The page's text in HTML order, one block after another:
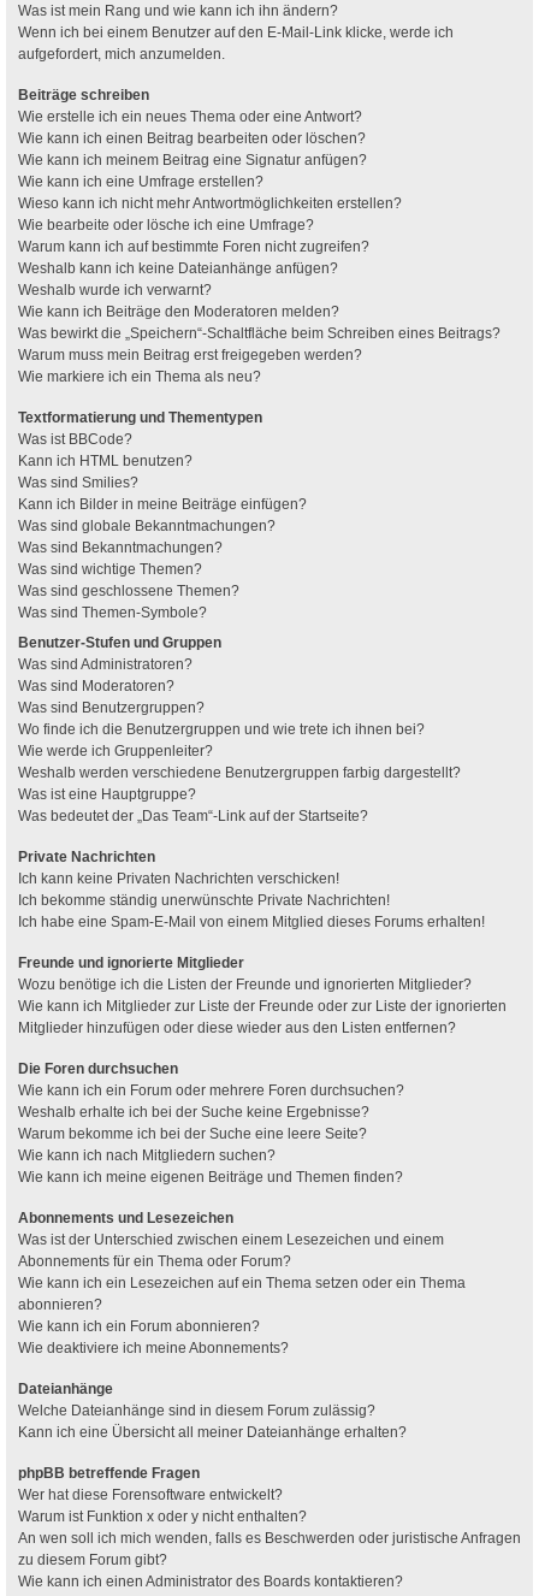
Was ist mein Rang und wie kann ich ihn ändern?
Wenn ich bei einem Benutzer auf den E-Mail-Link klicke, werde ich
aufgefordert, mich anzumelden.
Beiträge schreiben
Wie erstelle ich ein neues Thema oder eine Antwort?
Wie kann ich einen Beitrag bearbeiten oder löschen?
Wie kann ich meinem Beitrag eine Signatur anfügen?
Wie kann ich eine Umfrage erstellen?
Wieso kann ich nicht mehr Antwortmöglichkeiten erstellen?
Wie bearbeite oder lösche ich eine Umfrage?
Warum kann ich auf bestimmte Foren nicht zugreifen?
Weshalb kann ich keine Dateianhänge anfügen?
Weshalb wurde ich verwarnt?
Wie kann ich Beiträge den Moderatoren melden?
Was bewirkt die „Speichern“-Schaltfläche beim Schreiben eines Beitrags?
Warum muss mein Beitrag erst freigegeben werden?
Wie markiere ich ein Thema als neu?
Textformatierung und Thementypen
Was ist BBCode?
Kann ich HTML benutzen?
Was sind Smilies?
Kann ich Bilder in meine Beiträge einfügen?
Was sind globale Bekanntmachungen?
Was sind Bekanntmachungen?
Was sind wichtige Themen?
Was sind geschlossene Themen?
Was sind Themen-Symbole?
Benutzer-Stufen und Gruppen
Was sind Administratoren?
Was sind Moderatoren?
Was sind Benutzergruppen?
Wo finde ich die Benutzergruppen und wie trete ich ihnen bei?
Wie werde ich Gruppenleiter?
Weshalb werden verschiedene Benutzergruppen farbig dargestellt?
Was ist eine Hauptgruppe?
Was bedeutet der „Das Team“-Link auf der Startseite?
Private Nachrichten
Ich kann keine Privaten Nachrichten verschicken!
Ich bekomme ständig unerwünschte Private Nachrichten!
Ich habe eine Spam-E-Mail von einem Mitglied dieses Forums erhalten!
Freunde und ignorierte Mitglieder
Wozu benötige ich die Listen der Freunde und ignorierten Mitglieder?
Wie kann ich Mitglieder zur Liste der Freunde oder zur Liste der ignorierten
Mitglieder hinzufügen oder diese wieder aus den Listen entfernen?
Die Foren durchsuchen
Wie kann ich ein Forum oder mehrere Foren durchsuchen?
Weshalb erhalte ich bei der Suche keine Ergebnisse?
Warum bekomme ich bei der Suche eine leere Seite?
Wie kann ich nach Mitgliedern suchen?
Wie kann ich meine eigenen Beiträge und Themen finden?
Abonnements und Lesezeichen
Was ist der Unterschied zwischen einem Lesezeichen und einem
Abonnements für ein Thema oder Forum?
Wie kann ich ein Lesezeichen auf ein Thema setzen oder ein Thema
abonnieren?
Wie kann ich ein Forum abonnieren?
Wie deaktiviere ich meine Abonnements?
Dateianhänge
Welche Dateianhänge sind in diesem Forum zulässig?
Kann ich eine Übersicht all meiner Dateianhänge erhalten?
phpBB betreffende Fragen
Wer hat diese Forensoftware entwickelt?
Warum ist Funktion x oder y nicht enthalten?
An wen soll ich mich wenden, falls es Beschwerden oder juristische Anfragen
zu diesem Forum gibt?
Wie kann ich einen Administrator des Boards kontaktieren?